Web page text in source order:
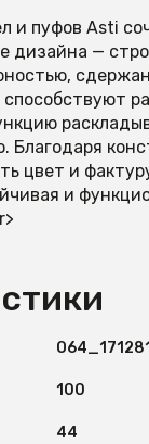
и пуфов Asti
дизайна —
способствуют
Благодаря
цвет и
и
O64_171281
100
44